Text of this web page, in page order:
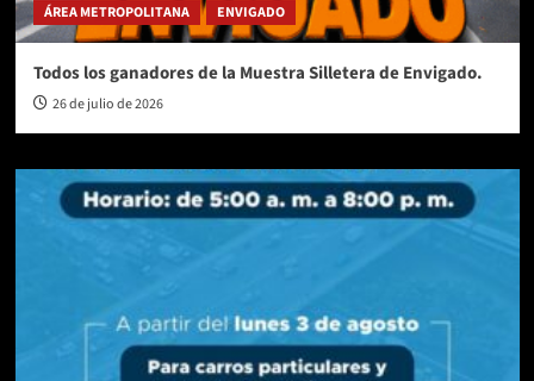
ÁREA METROPOLITANA ENVIGADO
Todos los ganadores de la Muestra Silletera de Envigado.
26 de julio de 2026